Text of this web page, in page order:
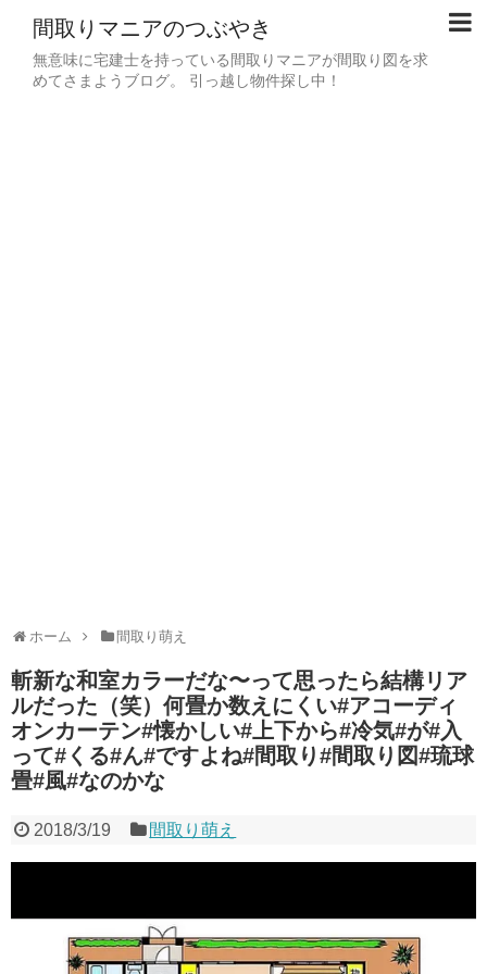
間取りマニアのつぶやき
無意味に宅建士を持っている間取りマニアが間取り図を求
めてさまようブログ。 引っ越し物件探し中！
ホーム 間取り萌え
斬新な和室カラーだな〜って思ったら結構リア
ルだった（笑）何畳か数えにくい#アコーディ
オンカーテン#懐かしい#上下から#冷気#が#入
って#くる#ん#ですよね#間取り#間取り図#琉球
畳#風#なのかな
2018/3/19 間取り萌え